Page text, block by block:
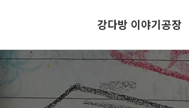
강다방 이야기공장